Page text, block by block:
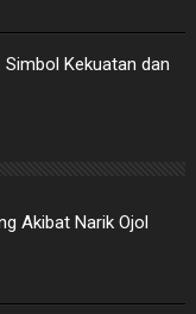
Kekuatan dan
Akibat Narik Ojol